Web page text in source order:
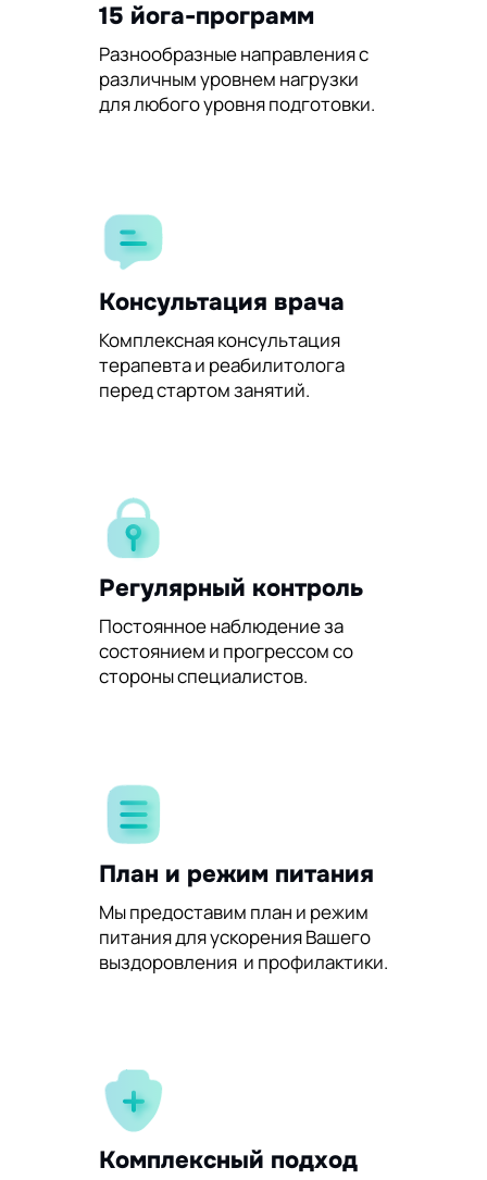
15 йога-программ
Разнообразные направления с
различным уровнем нагрузки
для любого уровня подготовки.
Консультация врача
Комплексная консультация
терапевта и реабилитолога
перед стартом занятий.
Регулярный контроль
Постоянное наблюдение за
состоянием и прогрессом со
стороны специалистов.
План и режим питания
Мы предоставим план и режим
питания для ускорения Вашего
выздоровления и профилактики.
Комплексный подход